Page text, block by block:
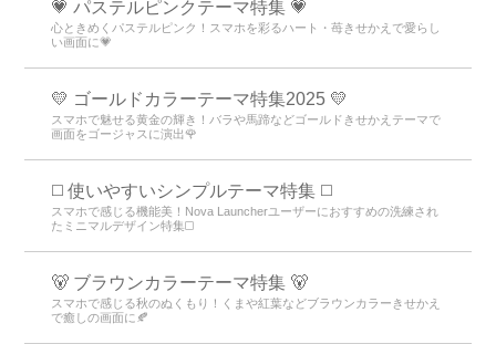
💗 パステルピンクテーマ特集 💗
心ときめくパステルピンク！スマホを彩るハート・苺きせかえで愛らし
い画面に💗
💛 ゴールドカラーテーマ特集2025 💛
スマホで魅せる黄金の輝き！バラや馬蹄などゴールドきせかえテーマで
画面をゴージャスに演出🌹
◻️ 使いやすいシンプルテーマ特集 ◻️
スマホで感じる機能美！Nova Launcherユーザーにおすすめの洗練され
たミニマルデザイン特集◻️
🐻 ブラウンカラーテーマ特集 🐻
スマホで感じる秋のぬくもり！くまや紅葉などブラウンカラーきせかえ
で癒しの画面に🍂